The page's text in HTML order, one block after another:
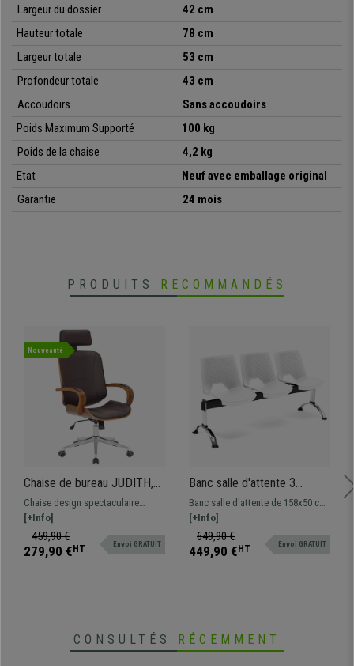
design, qualité, confort et polyvalence à un prix irrésistible
•Idéale pour salles de conférences
•Très résistante: cadre en acier avec piétement chromé
• Très pratique et polyvalente
Largeur du dossier
42 cm
Hauteurtotale
78 cm
Largeur totale
53 cm
Profondeurtotale
43 cm
Accoudoirs
Sans accoudoirs
Poids Maximum Supporté
100 kg
Poids de la chaise
4,2 kg
Etat
Neuf avec emballage original
Garantie
24 mois
PRODUITS RECOMMANDÉS
Nouveauté
Chaise de bureau JUDITH,
Grand rembourrage, Design
élégant en Bois et cuir,
Marron
Chaise design spectaculaire
JUDITH avec revêtement en bois
et cuir synthétique de grande
qualité disponible en différentes
[+Info]
459,90 €
279,90 € HT Envoi GRATUIT
Banc salle d'attente 3
sièges ENZO, Structure en
Métal, Plastique Blanc
Banc salle d'attente de 158x50 cm
avec structure en métal et assises
design en plastique. Très résistant
et pratique. Disponible en
[+Info]
649,90 €
449,90 € HT Envoi GRATUIT
CONSULTÉS RÉCEMMENT